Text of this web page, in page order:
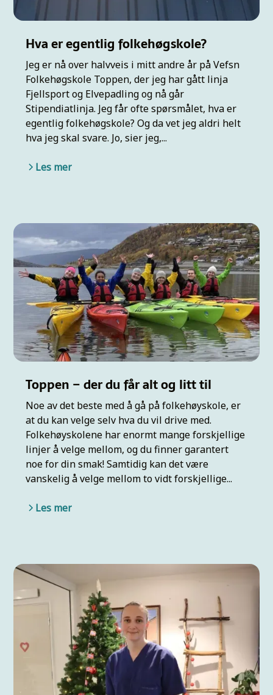
Hva er egentlig folkehøgskole?
Jeg er nå over halvveis i mitt andre år på Vefsn
Folkehøgskole Toppen, der jeg har gått linja
Fjellsport og Elvepadling og nå går
Stipendiatlinja. Jeg får ofte spørsmålet, hva er
egentlig folkehøgskole? Og da vet jeg aldri helt
hva jeg skal svare. Jo, sier jeg,...
Les mer
Toppen – der du får alt og litt til
Noe av det beste med å gå på folkehøyskole, er
at du kan velge selv hva du vil drive med.
Folkehøyskolene har enormt mange forskjellige
linjer å velge mellom, og du finner garantert
noe for din smak! Samtidig kan det være
vanskelig å velge mellom to vidt forskjellige...
Les mer